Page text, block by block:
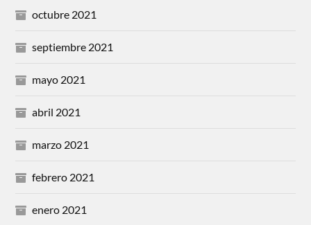
octubre 2021
septiembre 2021
mayo 2021
abril 2021
marzo 2021
febrero 2021
enero 2021